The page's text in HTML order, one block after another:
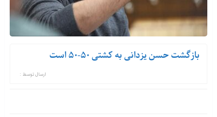
بازگشت حسن یزدانی به کشتی ۵۰-۵۰ است
ارسال توسط :